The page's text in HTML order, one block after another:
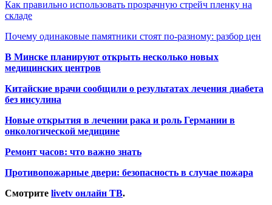
Как правильно использовать прозрачную стрейч пленку на
складе
Почему одинаковые памятники стоят по-разному: разбор цен
В Минске планируют открыть несколько новых
медицинских центров
Китайские врачи сообщили о результатах лечения диабета
без инсулина
Новые открытия в лечении рака и роль Германии в
онкологической медицине
Ремонт часов: что важно знать
Противопожарные двери: безопасность в случае пожара
Смотрите livetv онлайн ТВ.